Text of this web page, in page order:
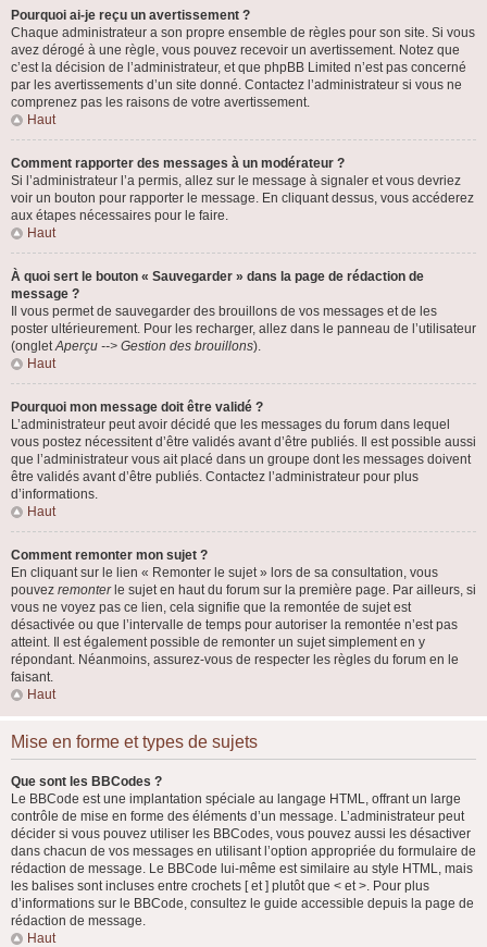
Pourquoi ai-je reçu un avertissement ?
Chaque administrateur a son propre ensemble de règles pour son site. Si vous
avez dérogé à une règle, vous pouvez recevoir un avertissement. Notez que
c’est la décision de l’administrateur, et que phpBB Limited n’est pas concerné
par les avertissements d’un site donné. Contactez l’administrateur si vous ne
comprenez pas les raisons de votre avertissement.
Haut
Comment rapporter des messages à un modérateur ?
Si l’administrateur l’a permis, allez sur le message à signaler et vous devriez
voir un bouton pour rapporter le message. En cliquant dessus, vous accéderez
aux étapes nécessaires pour le faire.
Haut
À quoi sert le bouton « Sauvegarder » dans la page de rédaction de
message ?
Il vous permet de sauvegarder des brouillons de vos messages et de les
poster ultérieurement. Pour les recharger, allez dans le panneau de l’utilisateur
(ongletAperçu --> Gestion des brouillons).
Haut
Pourquoi mon message doit être validé ?
L’administrateur peut avoir décidé que les messages du forum dans lequel
vous postez nécessitent d’être validés avant d’être publiés. Il est possible aussi
que l’administrateur vous ait placé dans un groupe dont les messages doivent
être validés avant d’être publiés. Contactez l’administrateur pour plus
d’informations.
Haut
Comment remonter mon sujet ?
En cliquant sur le lien « Remonter le sujet » lors de sa consultation, vous
pouvez remonterle sujet en haut du forum sur la première page. Par ailleurs, si
vous ne voyez pas ce lien, cela signifie que la remontée de sujet est
désactivée ou que l’intervalle de temps pour autoriser la remontée n’est pas
atteint. Il est également possible de remonter un sujet simplement en y
répondant. Néanmoins, assurez-vous de respecter les règles du forum en le
faisant.
Haut
Mise en forme et types de sujets
Que sont les BBCodes ?
Le BBCode est une implantation spéciale au langage HTML, offrant un large
contrôle de mise en forme des éléments d’un message. L’administrateur peut
décider si vous pouvez utiliser les BBCodes, vous pouvez aussi les désactiver
dans chacun de vos messages en utilisant l’option appropriée du formulaire de
rédaction de message. Le BBCode lui-même est similaire au style HTML, mais
les balises sont incluses entre crochets [ et ] plutôt que < et >. Pour plus
d’informations sur le BBCode, consultez le guide accessible depuis la page de
rédaction de message.
Haut